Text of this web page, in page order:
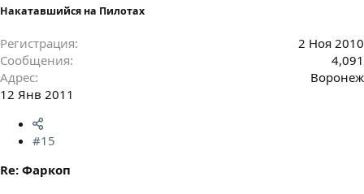
Накатавшийся на Пилотах
Регистрация
2 Ноя 2010
Сообщения
4,091
Адрес
Воронеж
12 Янв 2011
#15
Re: Фаркоп